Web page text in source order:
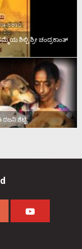
ಶಿಲ್ಪಿ ಶ್ರೀ ಚಂದ್ರಕಾಂತ್‌
ರಜನಿ ಶೆಟ್ಟಿ